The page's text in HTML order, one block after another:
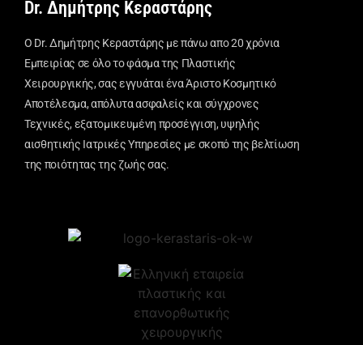
Dr. Δημήτρης Κεραστάρης
Ο Dr. Δημήτρης Κεραστάρης με πάνω απο 20 χρόνια
Εμπειρίας σε όλο το φάσμα της Πλαστικής
Χειρουργικής, σας εγγυάται ένα Άριστο Κοσμητικό
Αποτέλεσμα, απόλυτα ασφαλείς και σύγχρονες
Τεχνικές, εξατομικευμένη προσέγγιση, υψηλής
αισθητικής Ιατρικές Υπηρεσίες με σκοπό της βελτίωση
της ποιότητας της ζωής σας.